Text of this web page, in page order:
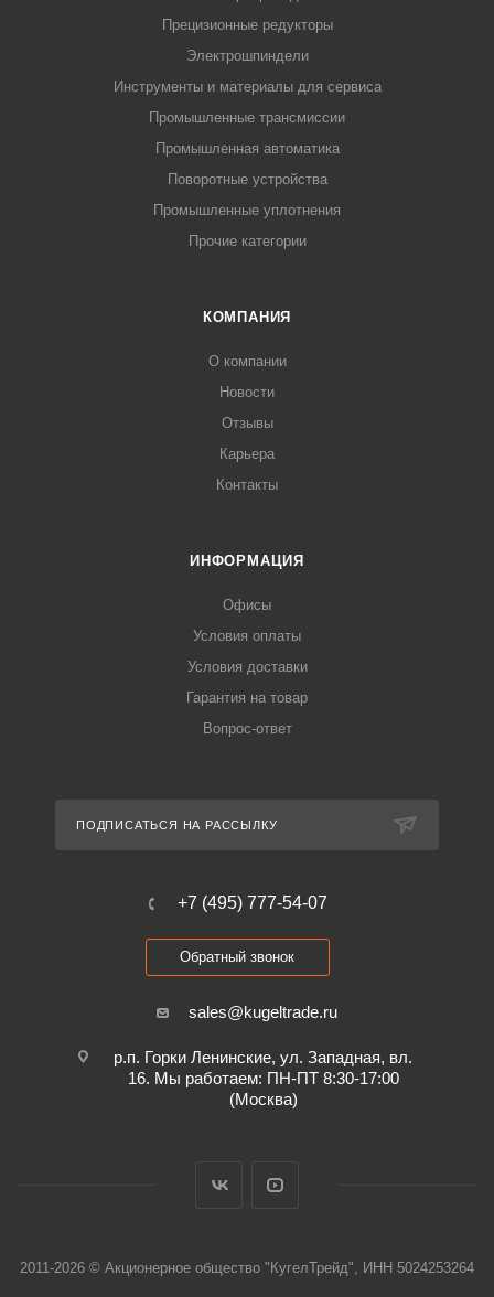
Прецизионные редукторы
Электрошпиндели
Инструменты и материалы для сервиса
Промышленные трансмиссии
Промышленная автоматика
Поворотные устройства
Промышленные уплотнения
Прочие категории
КОМПАНИЯ
О компании
Новости
Отзывы
Карьера
Контакты
ИНФОРМАЦИЯ
Офисы
Условия оплаты
Условия доставки
Гарантия на товар
Вопрос-ответ
ПОДПИСАТЬСЯ НА РАССЫЛКУ
+7 (495) 777-54-07
Обратный звонок
sales@kugeltrade.ru
р.п. Горки Ленинские, ул. Западная, вл.
16. Мы работаем: ПН-ПТ 8:30-17:00
(Москва)
2011-2026 © Акционерное общество "КугелТрейд", ИНН 5024253264